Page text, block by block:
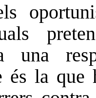
una
és la que